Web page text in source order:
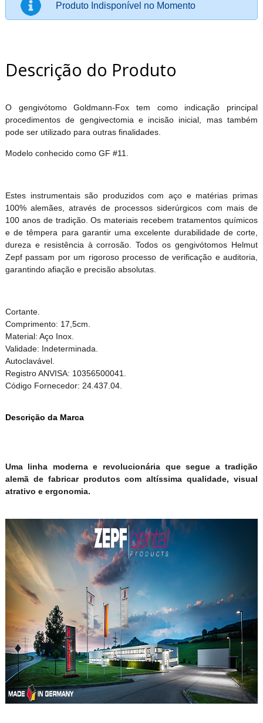
Produto Indisponível no Momento
Descrição do Produto
O gengivótomo Goldmann-Fox tem como indicação principal
procedimentos de gengivectomia e incisão inicial, mas também
pode ser utilizado para outras finalidades.
Modelo conhecido como GF #11.
Estes instrumentais são produzidos com aço e matérias primas
100% alemães, através de processos siderúrgicos com mais de
100 anos de tradição. Os materiais recebem tratamentos químicos
e de têmpera para garantir uma excelente durabilidade de corte,
dureza e resistência à corrosão. Todos os gengivótomos Helmut
Zepf passam por um rigoroso processo de verificação e auditoria,
garantindo afiação e precisão absolutas.
Cortante.
Comprimento: 17,5cm.
Material: Aço Inox.
Validade: Indeterminada.
Autoclavável.
Registro ANVISA: 10356500041.
Código Fornecedor: 24.437.04.
Descrição da Marca
Uma linha moderna e revolucionária que segue a tradição
alemã de fabricar produtos com altíssima qualidade, visual
atrativo e ergonomia.